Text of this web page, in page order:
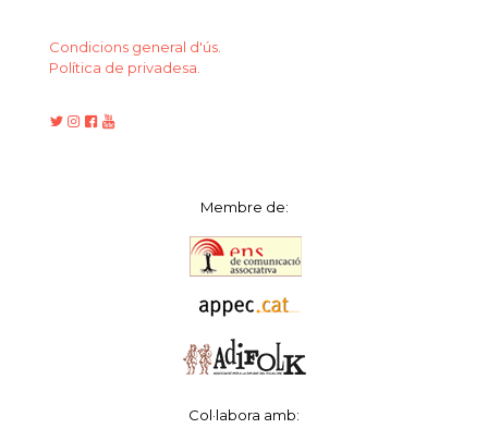
Condicions general d'ús.
Política de privadesa.
Membre de:
Col·labora amb: